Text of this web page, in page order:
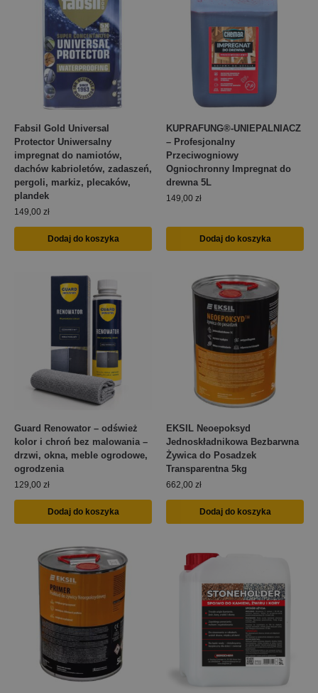
Fabsil Gold Universal
Protector Uniwersalny
impregnat do namiotów,
dachów kabrioletów, zadaszeń,
pergoli, markiz, plecaków,
plandek
149,00 zł
Dodaj do koszyka
KUPRAFUNG®-UNIEPALNIACZ
– Profesjonalny
Przeciwogniowy
Ogniochronny Impregnat do
drewna 5L
149,00 zł
Dodaj do koszyka
Guard Renowator – odśwież
kolor i chroń bez malowania –
drzwi, okna, meble ogrodowe,
ogrodzenia
129,00 zł
Dodaj do koszyka
EKSIL Neoepoksyd
Jednoskładnikowa Bezbarwna
Żywica do Posadzek
Transparentna 5kg
662,00 zł
Dodaj do koszyka